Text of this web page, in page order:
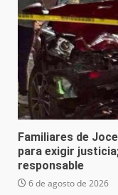
Familiares de
para exigir
responsable
6 de agosto de 2026